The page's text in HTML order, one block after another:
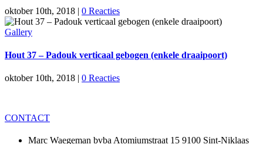
oktober 10th, 2018 | 0 Reacties
Gallery
Hout 37 – Padouk verticaal gebogen (enkele draaipoort)
oktober 10th, 2018 | 0 Reacties
CONTACT
Marc Waegeman bvba Atomiumstraat 15 9100 Sint-Niklaas